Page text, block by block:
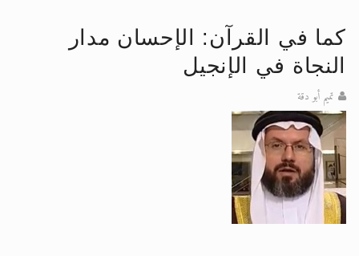
اقرأ هذا الكتاب وتعرّف على حقيقة
الحجّ.. دلالات، حِكم، وأهداف >> المزيد
اقرأ هذا المقال في أهمية عيد
كما في القرآن: الإحسان مدار
النجاة في الإنجيل
تميم أبو دقة